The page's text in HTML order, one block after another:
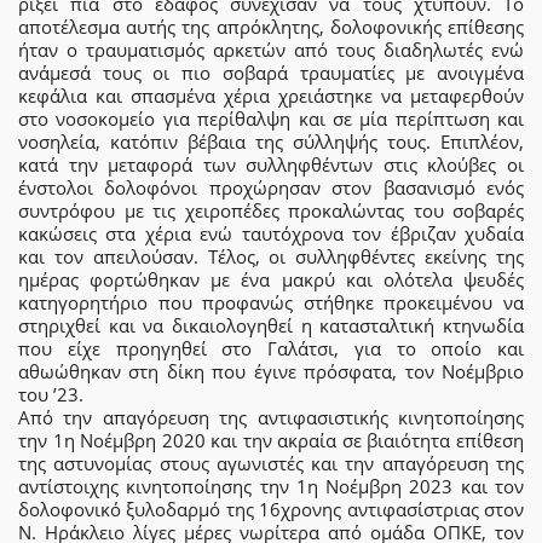
αποτέλεσμα αυτής της απρόκλητης, δολοφονικής επίθεσης
ήταν ο τραυματισμός αρκετών από τους διαδηλωτές ενώ
ανάμεσά τους οι πιο σοβαρά τραυματίες με ανοιγμένα
κεφάλια και σπασμένα χέρια χρειάστηκε να μεταφερθούν
στο νοσοκομείο για περίθαλψη και σε μία περίπτωση και
νοσηλεία, κατόπιν βέβαια της σύλληψής τους. Επιπλέον,
κατά την μεταφορά των συλληφθέντων στις κλούβες οι
ένστολοι δολοφόνοι προχώρησαν στον βασανισμό ενός
συντρόφου με τις χειροπέδες προκαλώντας του σοβαρές
κακώσεις στα χέρια ενώ ταυτόχρονα τον έβριζαν χυδαία
και τον απειλούσαν. Τέλος, οι συλληφθέντες εκείνης της
ημέρας φορτώθηκαν με ένα μακρύ και ολότελα ψευδές
κατηγορητήριο που προφανώς στήθηκε προκειμένου να
στηριχθεί και να δικαιολογηθεί η κατασταλτική κτηνωδία
που είχε προηγηθεί στο Γαλάτσι, για το οποίο και
αθωώθηκαν στη δίκη που έγινε πρόσφατα, τον Νοέμβριο
του ’23.
Από την απαγόρευση της αντιφασιστικής κινητοποίησης
την 1η Νοέμβρη 2020 και την ακραία σε βιαιότητα επίθεση
της αστυνομίας στους αγωνιστές και την απαγόρευση της
αντίστοιχης κινητοποίησης την 1η Νοέμβρη 2023 και τον
δολοφονικό ξυλοδαρμό της 16χρονης αντιφασίστριας στον
Ν. Ηράκλειο λίγες μέρες νωρίτερα από ομάδα ΟΠΚΕ, τον